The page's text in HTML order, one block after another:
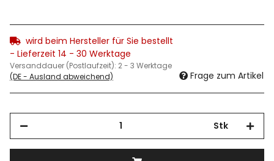
wird beim Hersteller für Sie bestellt
- Lieferzeit 14 - 30 Werktage
Versanddauer (Postlaufzeit): 2 - 3 Werktage
(DE - Ausland abweichend)
Frage zum Artikel
Stk